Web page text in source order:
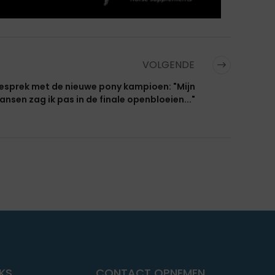
VOLGENDE
met de nieuwe pony kampioen: "Mijn
zag ik pas in de finale openbloeien..."